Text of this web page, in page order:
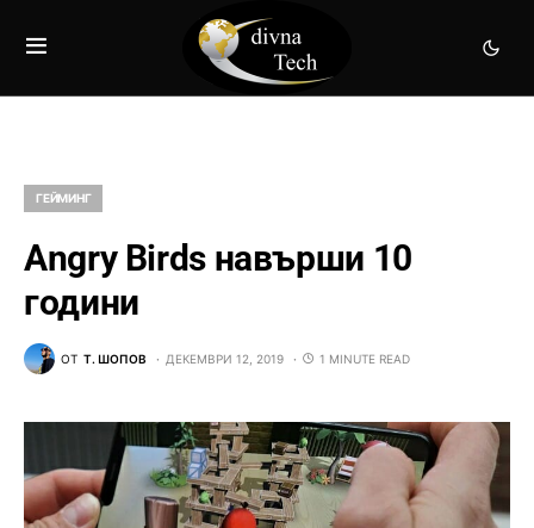
ГЕЙМИНГ
Angry Birds навърши 10
години
ОТ Т. ШОПОВ ДЕКЕМВРИ 12, 2019 1 MINUTE READ